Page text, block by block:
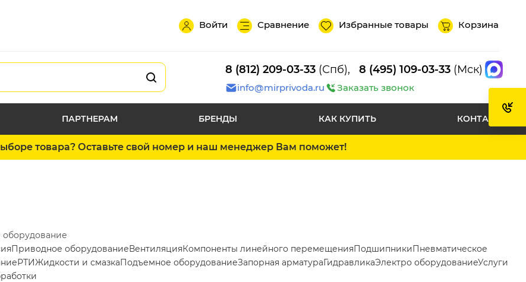
Войти Сравнение Избранные товары Корзина
8 (812) 209-03-33 (Спб), 8 (495) 109-03-33 (Мск)
info@mirprivoda.ru Заказать звонок
ПАРТНЕРАМ БРЕНДЫ КАК КУПИТЬ КОНТАКТЫ
товара? Оставьте свой номер и наш менеджер Вам поможет!
оборудование
Приводное оборудованиеВентиляцияКомпоненты линейного перемещенияПодшипникиПневматическое
РТИЖидкости и смазкаПодъемное оборудованиеЗапорная арматураГидравликаЭлектро оборудованиеУслуги